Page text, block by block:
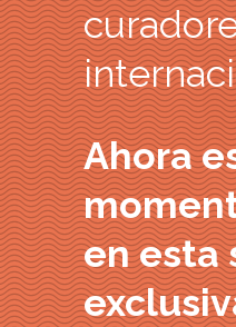
Ahora
en esta